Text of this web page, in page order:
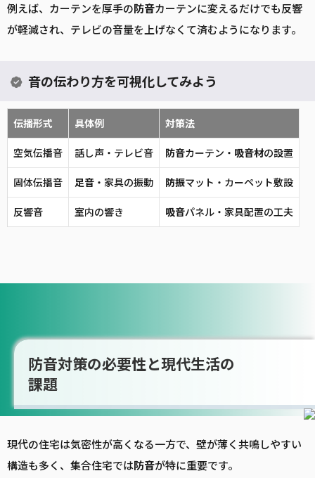
例えば、カーテンを厚手の防音カーテンに変えるだけでも反響
が軽減され、テレビの音量を上げなくて済むようになります。
音の伝わり方を可視化してみよう
伝播形式 具体例 対策法
空気伝播音 話し声・テレビ音 防音カーテン・ 吸音材の設置
固体伝播音 足音 ・家具の振動 防振マット・カーペット敷設
反響音 室内の響き 吸音パネル・家具配置の工夫
防音対策の必要性と現代生活の
課題
現代の住宅は気密性が高くなる一方で、壁が薄く共鳴しやすい
構造も多く、集合住宅では防音が特に重要です。